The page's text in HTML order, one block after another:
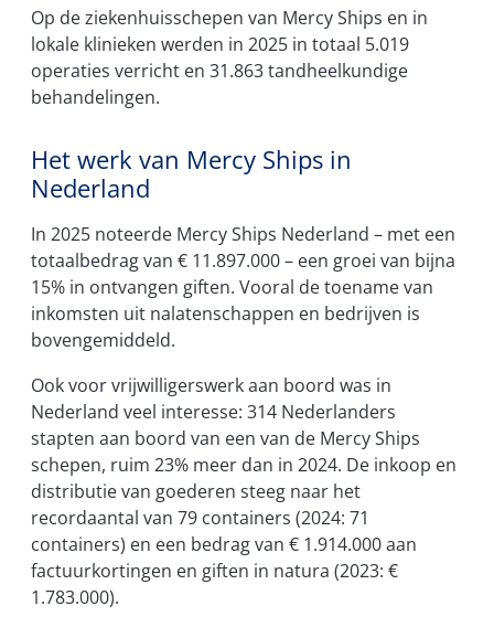
Op de ziekenhuisschepen van Mercy Ships en in
lokale klinieken werden in 2025 in totaal 5.019
operaties verricht en 31.863 tandheelkundige
behandelingen.
Het werk van Mercy Ships in
Nederland
In 2025 noteerde Mercy Ships Nederland – met een
totaalbedrag van € 11.897.000 – een groei van bijna
15% in ontvangen giften. Vooral de toename van
inkomsten uit nalatenschappen en bedrijven is
bovengemiddeld.
Ook voor vrijwilligerswerk aan boord was in
Nederland veel interesse: 314 Nederlanders
stapten aan boord van een van de Mercy Ships
schepen, ruim 23% meer dan in 2024. De inkoop en
distributie van goederen steeg naar het
recordaantal van 79 containers (2024: 71
containers) en een bedrag van € 1.914.000 aan
factuurkortingen en giften in natura (2023: €
1.783.000).